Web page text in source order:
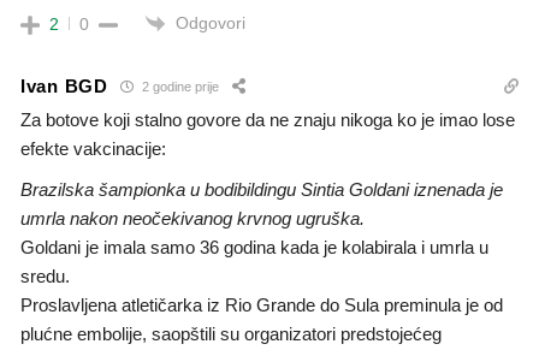
2 0 Odgovori
Ivan BGD 2 godine prije
Za botove koji stalno govore da ne znaju nikoga ko je imao lose
efekte vakcinacije:
Brazilska šampionka u bodibildingu Sintia Goldani iznenada je
umrla nakon neočekivanog krvnog ugruška.
Goldani je imala samo 36 godina kada je kolabirala i umrla u
sredu.
Proslavljena atletičarka iz Rio Grande do Sula preminula je od
plućne embolije, saopštili su organizatori predstojećeg